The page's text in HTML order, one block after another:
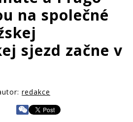
na společné
sjezd začne v
redakce